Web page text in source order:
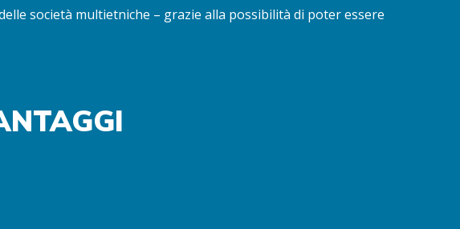
società multietniche – grazie alla possibilità di poter essere